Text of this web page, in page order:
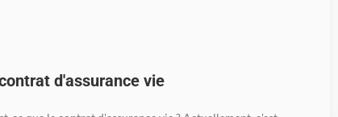
d'assurance vie